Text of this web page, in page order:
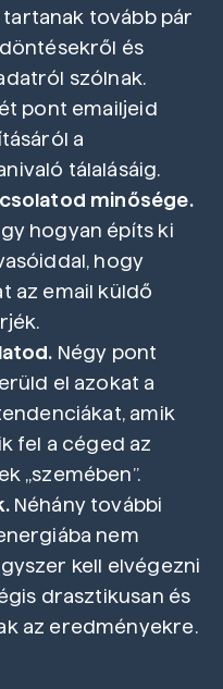
tovább pár
és
szólnak.
pont emailjeid
a
tálalásáig.
minősége.
hogyan építs ki
hogy
az email küldő
Négy pont
el azokat a
amik
fel a céged az
„szemében”.
Néhány további
nem
kell elvégezni
drasztikusan és
az eredményekre.